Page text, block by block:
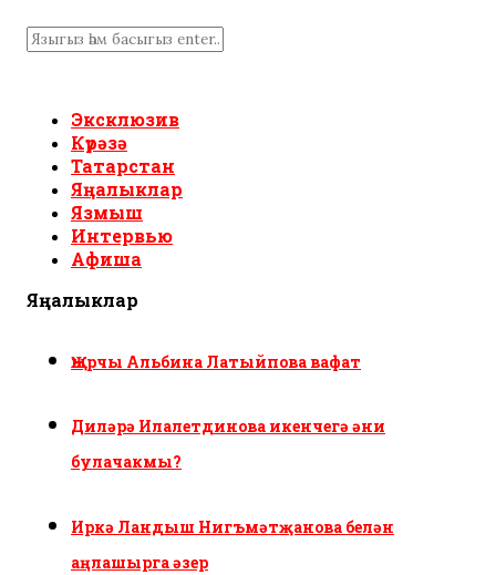
Эксклюзив
Күрәзә
Татарстан
Яңалыклар
Язмыш
Интервью
Афиша
Яңалыклар
Җырчы Альбина Латыйпова вафат
Диләрә Илалетдинова икенчегә әни
булачакмы?
Иркә Ландыш Нигъмәтҗанова белән
аңлашырга әзер